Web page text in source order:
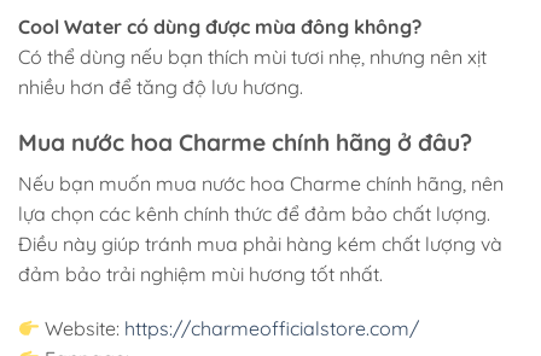
Cool Water có dùng được mùa đông không?
Có thể dùng nếu bạn thích mùi tươi nhẹ, nhưng nên xịt
nhiều hơn để tăng độ lưu hương.
Mua nước hoa Charme chính hãng ở đâu?
Nếu bạn muốn mua nước hoa Charme chính hãng, nên
lựa chọn các kênh chính thức để đảm bảo chất lượng.
Điều này giúp tránh mua phải hàng kém chất lượng và
đảm bảo trải nghiệm mùi hương tốt nhất.
Website: https://charmeofficialstore.com/